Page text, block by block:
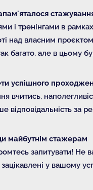
і тренінгами в
над власним
багато, але в цьому
успішного
вчитись,
відповідальність за
майбутнім стажерам
запитувати! Не
у вашому